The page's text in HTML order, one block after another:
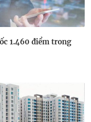
1.460 điểm trong